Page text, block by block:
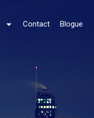
Contact Blogue